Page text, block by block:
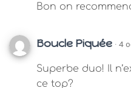
Bon on
Boucle Piquée · 4
Superbe duo! Il
ce top?